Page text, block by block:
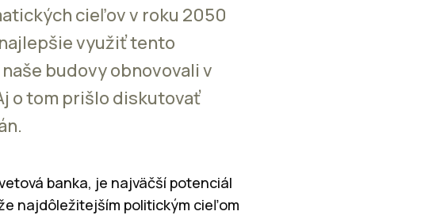
cieľov v roku 2050
využiť tento
budovy obnovovali v
o tom prišlo diskutovať
banka, je najväčší potenciál
najdôležitejším politickým cieľom